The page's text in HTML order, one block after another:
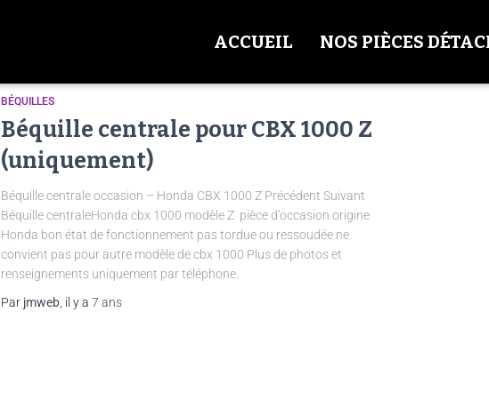
ACCUEIL NOS PIÈCES
BÉQUILLES
Béquille centrale pour CBX 1000 Z
(uniquement)
Béquille centrale occasion – Honda CBX 1000 Z Précédent Suivant
Béquille centraleHonda cbx 1000 modèle Z pièce d’occasion origine
Honda bon état de fonctionnement pas tordue ou ressoudée ne
convient pas pour autre modèle de cbx 1000 Plus de photos et
renseignements uniquement par téléphone.
Par jmweb , il y a 7 ans